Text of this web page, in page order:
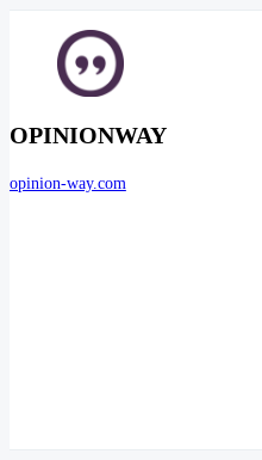
OPINIONWAY
opinion-way.com